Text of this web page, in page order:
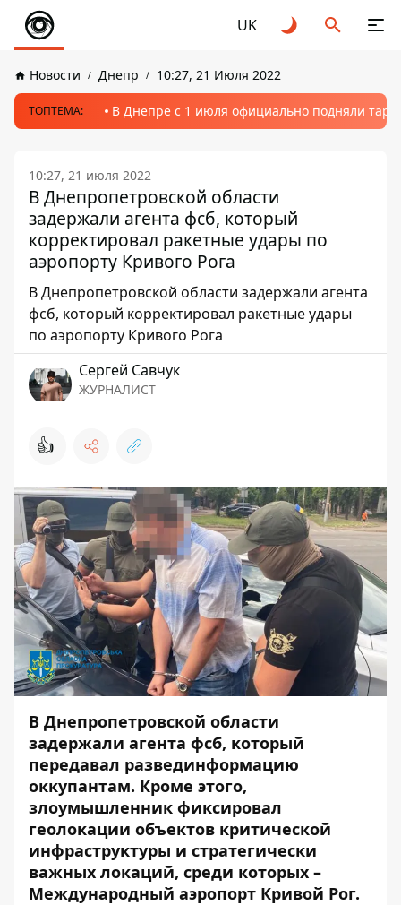
UK
Новости Днепр 10:27, 21 Июля 2022
ТОПТЕМА: В Днепре с 1 июля официально подняли
10:27, 21 июля 2022
В Днепропетровской области
задержали агента фсб, который
корректировал ракетные удары по
аэропорту Кривого Рога
В Днепропетровской области задержали агента
фсб, который корректировал ракетные удары
по аэропорту Кривого Рога
Сергей Савчук
ЖУРНАЛИСТ
👍
В Днепропетровской области
задержали агента фсб, который
передавал развединформацию
оккупантам. Кроме этого,
злоумышленник фиксировал
геолокации объектов критической
инфраструктуры и стратегически
важных локаций, среди которых –
Международный аэропорт Кривой Рог.